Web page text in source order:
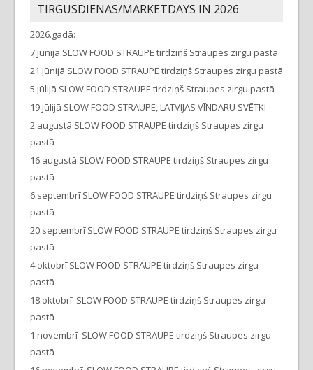
TIRGUSDIENAS/MARKETDAYS IN 2026
2026.gadā:
7.jūnijā SLOW FOOD STRAUPE tirdziņš Straupes zirgu pastā
21.jūnijā SLOW FOOD STRAUPE tirdziņš Straupes zirgu pastā
5.jūlijā SLOW FOOD STRAUPE tirdziņš Straupes zirgu pastā
19.jūlijā SLOW FOOD STRAUPE, LATVIJAS VĪNDARU SVĒTKI
2.augustā SLOW FOOD STRAUPE tirdziņš Straupes zirgu
pastā
16.augustā SLOW FOOD STRAUPE tirdziņš Straupes zirgu
pastā
6.septembrī SLOW FOOD STRAUPE tirdziņš Straupes zirgu
pastā
20.septembrī SLOW FOOD STRAUPE tirdziņš Straupes zirgu
pastā
4.oktobrī SLOW FOOD STRAUPE tirdziņš Straupes zirgu
pastā
18.oktobrī SLOW FOOD STRAUPE tirdziņš Straupes zirgu
pastā
1.novembrī SLOW FOOD STRAUPE tirdziņš Straupes zirgu
pastā